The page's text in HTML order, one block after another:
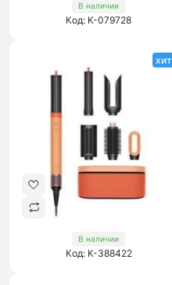
В наличии
Код: K-079728
хит
В наличии
Код: K-388422